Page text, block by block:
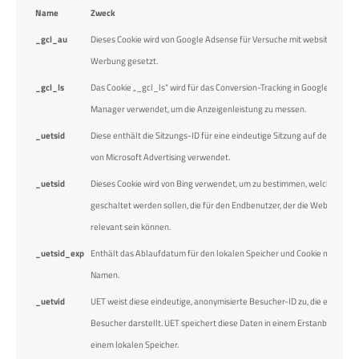
Name Zweck
_gcl_au
Dieses Cookie wird von Google Adsense für Versuche mit
Werbung gesetzt.
_gcl_ls
Das Cookie „_gcl_ls“ wird für das Conversion-Tracking in Google Ads
Manager verwendet, um die Anzeigenleistung zu messen.
_uetsid
Diese enthält die Sitzungs-ID für eine eindeutige Sitzung auf der
von Microsoft Advertising verwendet.
_uetsid
Dieses Cookie wird von Bing verwendet, um zu bestimmen, welche
geschaltet werden sollen, die für den Endbenutzer, der die Website
relevant sein können.
_uetsid_exp Enthält das Ablaufdatum für den lokalen Speicher und Cookie mit
Namen.
_uetvid
UET weist diese eindeutige, anonymisierte Besucher-ID zu, die einen
Besucher darstellt. UET speichert diese Daten in einem Erstanbieter-
einem lokalen Speicher.